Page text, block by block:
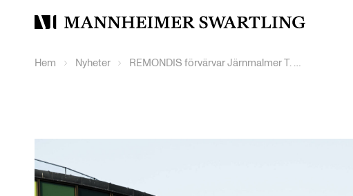
Mannheimer
Hem Nyheter REMONDIS förvärvar Järnmalmer T. Malmer Aktiebolag